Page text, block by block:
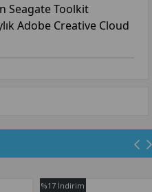
Seagate Toolkit
Adobe Creative Cloud
İndirim